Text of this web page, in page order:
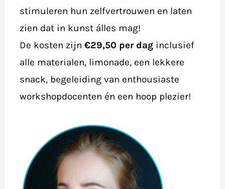
stimuleren hun zelfvertrouwen en laten
zien dat in kunst álles mag!
De kosten zijn€29,50 per dag inclusief
alle materialen, limonade, een lekkere
snack, begeleiding van enthousiaste
workshopdocenten én een hoop plezier!